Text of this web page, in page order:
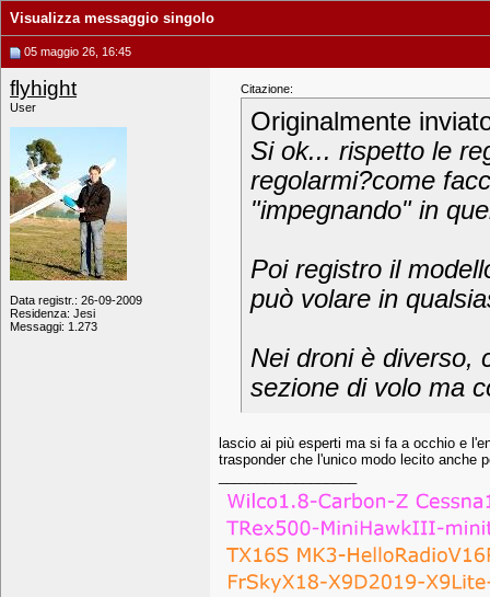
Visualizza messaggio singolo
05 maggio 26, 16:45
flyhight
User
Data registr.: 26-09-2009
Residenza: Jesi
Messaggi: 1.273
Citazione:
Originalmente
Si ok... rispetto le
regolarmi?come
"impegnando" in
Poi registro il
può volare in
Nei droni è diverso,
sezione di volo ma
lascio ai più esperti ma si fa a occhio e
trasponder che l'unico modo lecito anche